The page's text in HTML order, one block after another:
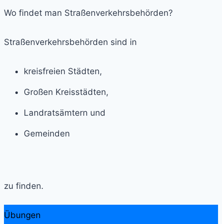
Wo findet man Straßenverkehrsbehörden?
Straßenverkehrsbehörden sind in
kreisfreien Städten,
Großen Kreisstädten,
Landratsämtern und
Gemeinden
zu finden.
Übungen